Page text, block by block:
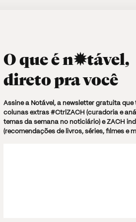
O que én✹tável,
direto pra você
Assine a Notável, a newsletter gratuita que
colunas extras #CtrlZACH (curadoria e
temas da semana no noticiário) e ZACH
(recomendações de livros, séries, filmes e